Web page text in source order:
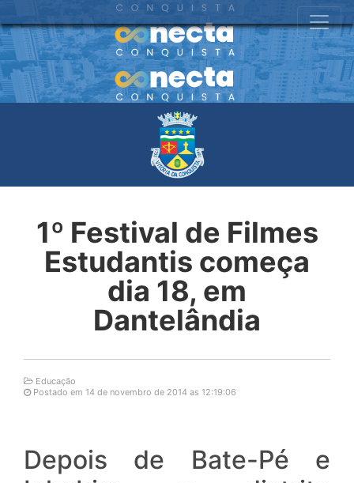
1º Festival de Filmes
Estudantis começa
dia 18, em
Dantelândia
Educação
Postado em 14 de novembro de 2014 as 12:19:06
Depois de Bate-Pé e